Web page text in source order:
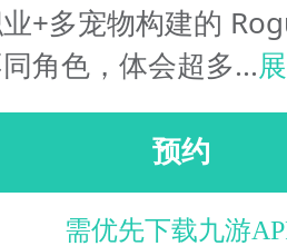
+多宠物构建的
角色，体会超多...
预约
需优先下载九游